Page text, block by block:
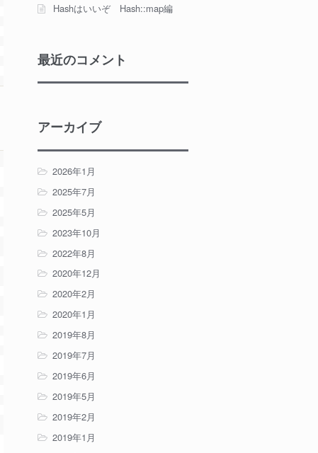
Hashはいいぞ Hash::map編
最近のコメント
アーカイブ
2026年1月
2025年7月
2025年5月
2023年10月
2022年8月
2020年12月
2020年2月
2020年1月
2019年8月
2019年7月
2019年6月
2019年5月
2019年2月
2019年1月